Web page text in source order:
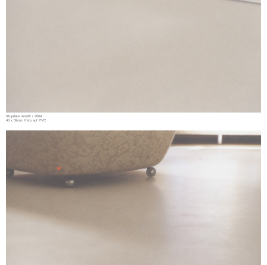
01update retrofit / 2004
40 x 59cm, Foto auf PVC